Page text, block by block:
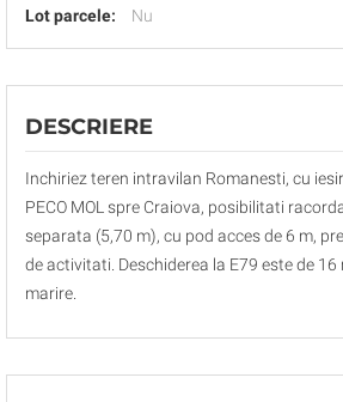
Lot parcele:
Nu
DESCRIERE
Inchiriez teren intravilan Romanesti, cu
PECO MOL spre Craiova, posibilitati
separata (5,70 m), cu pod acces de 6 m,
de activitati. Deschiderea la E79 este de
marire.